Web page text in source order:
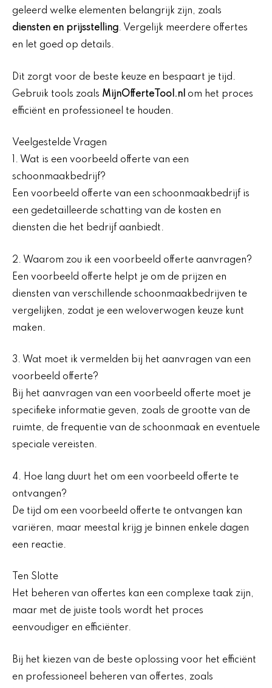
geleerd welke elementen belangrijk zijn, zoals
diensten en prijsstelling. Vergelijk meerdere offertes
en let goed op details.
Dit zorgt voor de beste keuze en bespaart je tijd.
Gebruik tools zoals MijnOfferteTool.nl om het proces
efficiënt en professioneel te houden.
Veelgestelde Vragen
1. Wat is een voorbeeld offerte van een
schoonmaakbedrijf?
Een voorbeeld offerte van een schoonmaakbedrijf is
een gedetailleerde schatting van de kosten en
diensten die het bedrijf aanbiedt.
2. Waarom zou ik een voorbeeld offerte aanvragen?
Een voorbeeld offerte helpt je om de prijzen en
diensten van verschillende schoonmaakbedrijven te
vergelijken, zodat je een weloverwogen keuze kunt
maken.
3. Wat moet ik vermelden bij het aanvragen van een
voorbeeld offerte?
Bij het aanvragen van een voorbeeld offerte moet je
specifieke informatie geven, zoals de grootte van de
ruimte, de frequentie van de schoonmaak en eventuele
speciale vereisten.
4. Hoe lang duurt het om een voorbeeld offerte te
ontvangen?
De tijd om een voorbeeld offerte te ontvangen kan
variëren, maar meestal krijg je binnen enkele dagen
een reactie.
Ten Slotte
Het beheren van offertes kan een complexe taak zijn,
maar met de juiste tools wordt het proces
eenvoudiger en efficiënter.
Bij het kiezen van de beste oplossing voor het efficiënt
en professioneel beheren van offertes, zoals